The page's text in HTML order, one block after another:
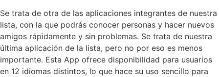
Se trata de otra de las aplicaciones integrantes de nuestra
lista, con la que podrás conocer personas y hacer nuevos
amigos rápidamente y sin problemas. Se trata de nuestra
última aplicación de la lista, pero no por eso es menos
importante. Esta App ofrece disponibilidad para usuarios
en 12 idiomas distintos, lo que hace su uso sencillo para